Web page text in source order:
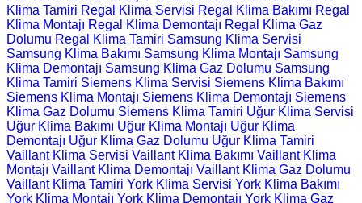
Klima Tamiri Regal Klima Servisi Regal Klima Bakımı Regal
Klima Montajı Regal Klima Demontajı Regal Klima Gaz
Dolumu Regal Klima Tamiri Samsung Klima Servisi
Samsung Klima Bakımı Samsung Klima Montajı Samsung
Klima Demontajı Samsung Klima Gaz Dolumu Samsung
Klima Tamiri Siemens Klima Servisi Siemens Klima Bakımı
Siemens Klima Montajı Siemens Klima Demontajı Siemens
Klima Gaz Dolumu Siemens Klima Tamiri Uğur Klima Servisi
Uğur Klima Bakımı Uğur Klima Montajı Uğur Klima
Demontajı Uğur Klima Gaz Dolumu Uğur Klima Tamiri
Vaillant Klima Servisi Vaillant Klima Bakımı Vaillant Klima
Montajı Vaillant Klima Demontajı Vaillant Klima Gaz Dolumu
Vaillant Klima Tamiri York Klima Servisi York Klima Bakımı
York Klima Montajı York Klima Demontajı York Klima Gaz